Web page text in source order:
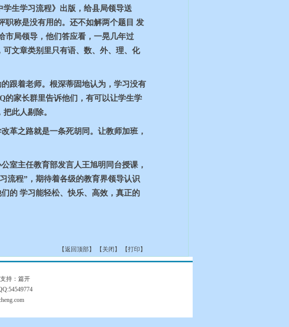
学生学习流程》出版，给县局领导送
职称是没有用的。还不如解两个题目 发
市局领导，他们答应看，一晃几年过
文章类别里只有语、数、外、理、化
跟着老师。根深蒂固地认为，学习没有
的家长群里告诉他们，有可以让学生学
此人剔除。
革之路就是一条死胡同。让教师加班，
室主任教育部发言人王旭明同台授课，
流程”，期待着各级的教育界领导认识
的 学习能轻松、快乐、高效，真正的
【返回顶部】 【 关闭 】 【打印 】
持： 篇开